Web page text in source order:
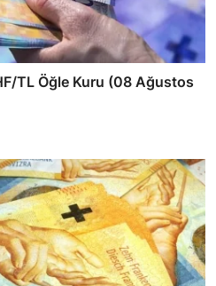
TL Öğle Kuru (08 Ağustos